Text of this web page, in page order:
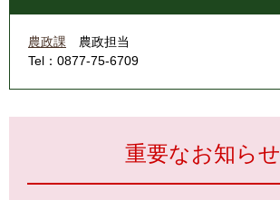
農政課
農政担当
Tel：0877-75-6709
重要なお知らせ